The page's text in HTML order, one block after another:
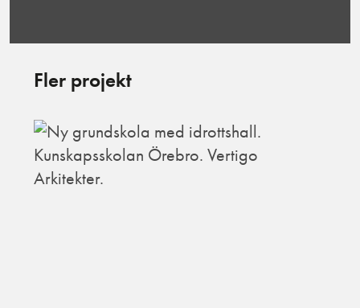
Fler projekt